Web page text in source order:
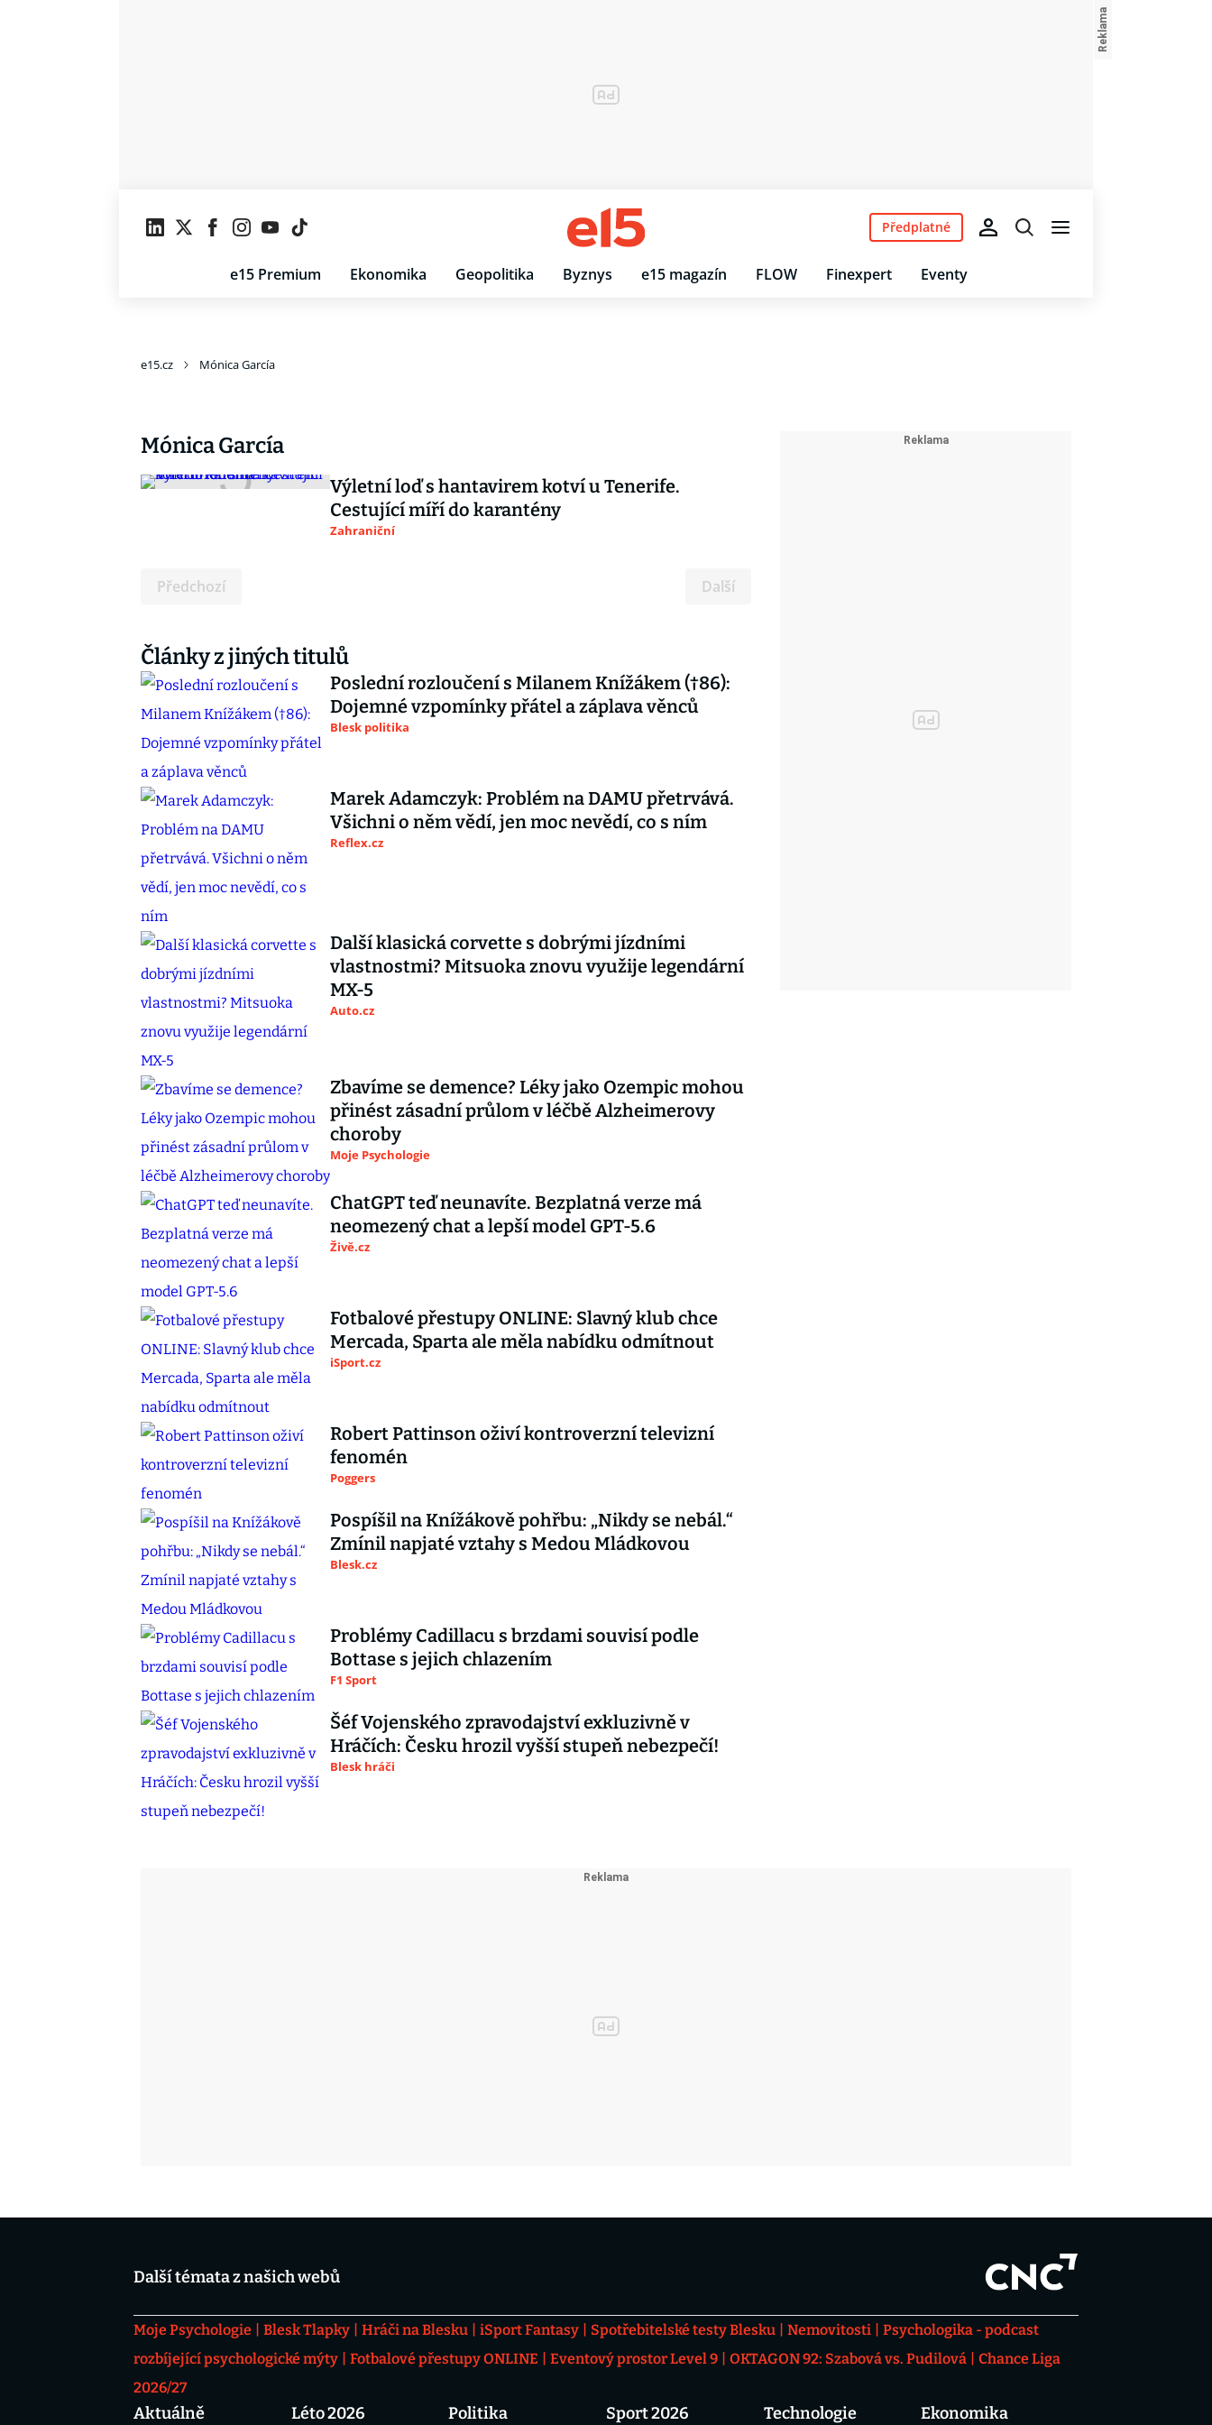
e15 Premium Ekonomika Geopolitika Byznys e15 magazín FLOW Finexpert Eventy
Předplatné
e15.cz Mónica García
Mónica García
Výletní loď s hantavirem kotví u Tenerife.
Cestující míří do karantény
Zahraniční
Předchozí Další
Články z jiných titulů
Poslední rozloučení s Milanem Knížákem (†86):
Dojemné vzpomínky přátel a záplava věnců
Blesk politika
Marek Adamczyk: Problém na DAMU přetrvává.
Všichni o něm vědí, jen moc nevědí, co s ním
Reflex.cz
Další klasická corvette s dobrými jízdními
vlastnostmi? Mitsuoka znovu využije legendární
MX-5
Auto.cz
Zbavíme se demence? Léky jako Ozempic mohou
přinést zásadní průlom v léčbě Alzheimerovy
choroby
Moje Psychologie
ChatGPT teď neunavíte. Bezplatná verze má
neomezený chat a lepší model GPT-5.6
Živě.cz
Fotbalové přestupy ONLINE: Slavný klub chce
Mercada, Sparta ale měla nabídku odmítnout
iSport.cz
Robert Pattinson oživí kontroverzní televizní
fenomén
Poggers
Pospíšil na Knížákově pohřbu: „Nikdy se nebál.“
Zmínil napjaté vztahy s Medou Mládkovou
Blesk.cz
Problémy Cadillacu s brzdami souvisí podle
Bottase s jejich chlazením
F1 Sport
Šéf Vojenského zpravodajství exkluzivně v
Hráčích: Česku hrozil vyšší stupeň nebezpečí!
Blesk hráči
Další témata z našich webů
Moje Psychologie Blesk Tlapky Hráči na Blesku iSport Fantasy Spotřebitelské testy Blesku Nemovitosti
Psychologika - podcast
rozbíjející psychologické mýty
Fotbalové přestupy ONLINE Eventový prostor Level 9 OKTAGON 92: Szabová vs. Pudilová
Chance Liga
2026/27
Aktuálně Léto 2026 Politika Sport 2026 Technologie Ekonomika